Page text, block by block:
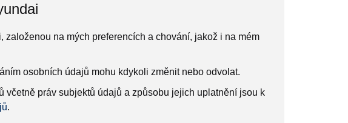
na mých preferencích a chování, jakož i na mém
osobních údajů mohu kdykoli změnit nebo odvolat.
včetně práv subjektů údajů a způsobu jejich uplatnění jsou k
.